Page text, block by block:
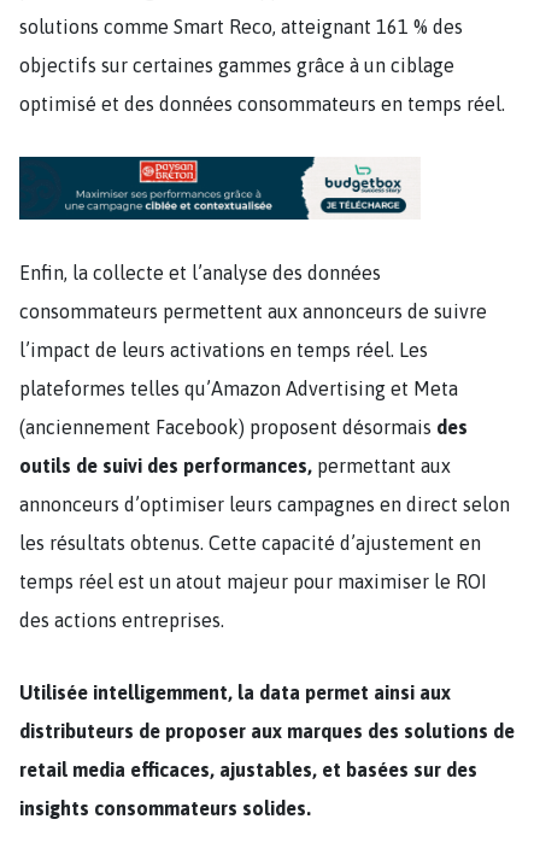
solutions comme Smart Reco, atteignant 161 % des
objectifs sur certaines gammes grâce à un ciblage
optimisé et des données consommateurs en temps réel.
Enfin, la collecte et l’analyse des données
consommateurs permettent aux annonceurs de suivre
l’impact de leurs activations en temps réel. Les
plateformes telles qu’Amazon Advertising et Meta
(anciennement Facebook) proposent désormais des
outils de suivi des performances, permettant aux
annonceurs d’optimiser leurs campagnes en direct selon
les résultats obtenus. Cette capacité d’ajustement en
temps réel est un atout majeur pour maximiser le ROI
des actions entreprises​.
Utilisée intelligemment, la data permet ainsi aux
distributeurs de proposer aux marques des solutions de
retail media efficaces, ajustables, et basées sur des
insights consommateurs solides.